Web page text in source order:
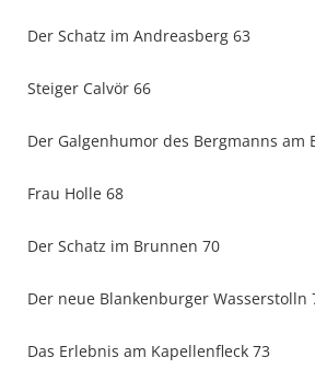
Der Schatz im Andreasberg 63
Steiger Calvör 66
Der Galgenhumor des Bergmanns am
Frau Holle 68
Der Schatz im Brunnen 70
Der neue Blankenburger Wasserstolln
Das Erlebnis am Kapellenfleck 73